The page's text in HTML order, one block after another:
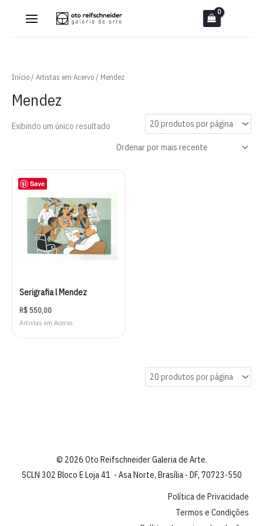
Início/ Artistas em Acervo/ Mendez
Mendez
Exibindo um único resultado
Save
Serigrafia l Mendez
R$550,00
Artistas em Acervo
© 2026 Oto Reifschneider Galeria de Arte.
SCLN 302 Bloco E Loja 41 - Asa Norte, Brasília - DF, 70723-550
Política de Privacidade
Termos e Condições